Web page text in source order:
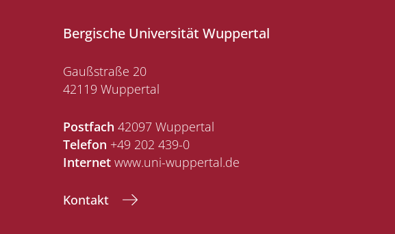
Bergische Universität Wuppertal
Gaußstraße 20
42119 Wuppertal
Postfach 42097 Wuppertal
Telefon +49 202 439-0
Internet www.uni-wuppertal.de
Kontakt